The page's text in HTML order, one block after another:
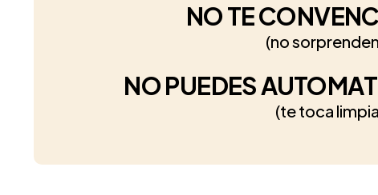
NO TE
(no
NO PUEDES
(te toca